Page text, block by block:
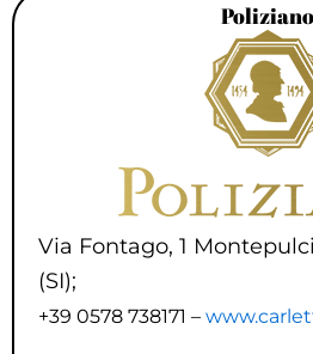
Poliziano
Via Fontago, 1
(SI);
+39 0578 738171 –